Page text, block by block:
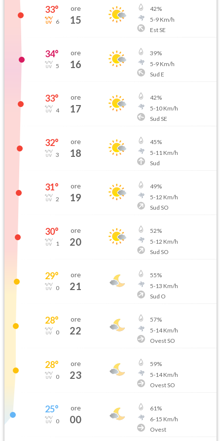
33°
6
ore
15
42%
5-9Km/h
Est SE
34°
5
ore
16
39%
5-9Km/h
Sud E
33°
4
ore
17
42%
5-10Km/h
Sud SE
32°
3
ore
18
45%
5-11 Km/h
Sud
31°
2
ore
19
49%
5-12 Km/h
Sud SO
30°
1
ore
20
52%
5-12 Km/h
Sud SO
29°
0
ore
21
55%
5-13 Km/h
Sud O
28°
0
ore
22
57%
5-14Km/h
Ovest SO
28°
0
ore
23
59%
5-14Km/h
Ovest SO
25°
0
ore
00
61%
6-15 Km/h
Ovest